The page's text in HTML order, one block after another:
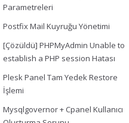
Parametreleri
Postfix Mail Kuyruğu Yönetimi
[Çözüldü] PHPMyAdmin Unable to
establish a PHP session Hatası
Plesk Panel Tam Yedek Restore
İşlemi
Mysqlgovernor + Cpanel Kullanıcı